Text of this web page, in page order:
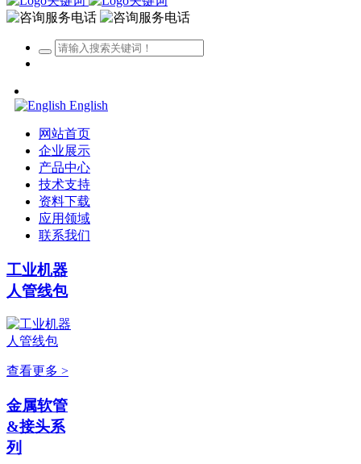
English
网站首页
企业展示
产品中心
技术支持
资料下载
应用领域
联系我们
工业机器
人管线包
查看更多 >
金属软管
&接头系
列